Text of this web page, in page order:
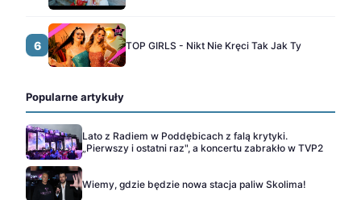
6 TOP GIRLS - Nikt Nie Kręci Tak Jak Ty
Popularne artykuły
Lato z Radiem w Poddębicach z falą krytyki.
„Pierwszy i ostatni raz", a koncertu zabrakło w TVP2
Wiemy, gdzie będzie nowa stacja paliw Skolima!